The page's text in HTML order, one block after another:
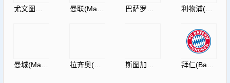
利物浦(Liverpool)
拉齐奥(S.S.Lazio)